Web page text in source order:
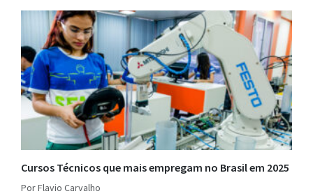
Cursos Técnicos que mais empregam no Brasil em 2025
Por Flavio Carvalho